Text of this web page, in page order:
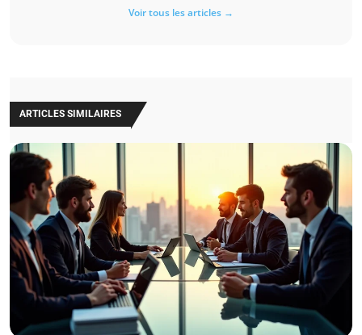
Voir tous les articles →
ARTICLES SIMILAIRES